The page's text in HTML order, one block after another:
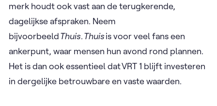
merk houdt ook vast aan de terugkerende,
dagelijkse afspraken. Neem
bijvoorbeeldThuis.Thuisis voor veel fans een
ankerpunt, waar mensen hun avond rond plannen.
Het is dan ook essentieel dat VRT 1 blijft investeren
in dergelijke betrouwbare en vaste waarden.